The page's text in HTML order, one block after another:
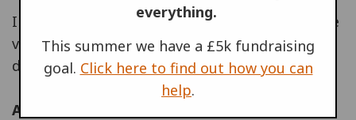
Im Lauf des Abends zeigen wir Bilder und Filme
von Friedensaktionen aus
dem Jahr 2014.
Attached file
everything.
This summer we have a £5k fundraising
goal. Click here to find out how you can
help.